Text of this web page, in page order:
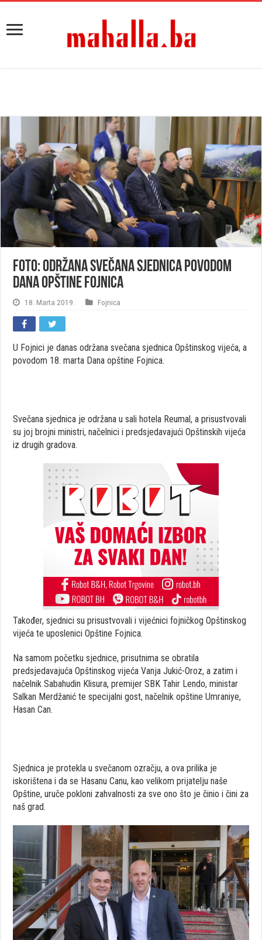
FOTO: Održana svečana sjednica povodom
Dana opštine Fojnica
18. Marta 2019. Fojnica
U Fojnici je danas održana svečana sjednica Opštinskog vijeća, a
povodom 18. marta Dana opštine Fojnica.
Svečana sjednica je održana u sali hotela Reumal, a prisustvovali
su joj brojni ministri, načelnici i predsjedavajući Opštinskih vijeća
iz drugih gradova.
Također, sjednici su prisustvovali i vijećnici fojničkog Opštinskog
vijeća te uposlenici Opštine Fojnica.
Na samom početku sjednice, prisutnima se obratila
predsjedavajuća Opštinskog vijeća Vanja Jukić-Oroz, a zatim i
načelnik Sabahudin Klisura, premijer SBK Tahir Lendo, ministar
Salkan Merdžanić te specijalni gost, načelnik opštine Umraniye,
Hasan Can.
Sjednica je protekla u svečanom ozračju, a ova prilika je
iskorištena i da se Hasanu Canu, kao velikom prijatelju naše
Opštine, uruče pokloni zahvalnosti za sve ono što je činio i čini za
naš grad.